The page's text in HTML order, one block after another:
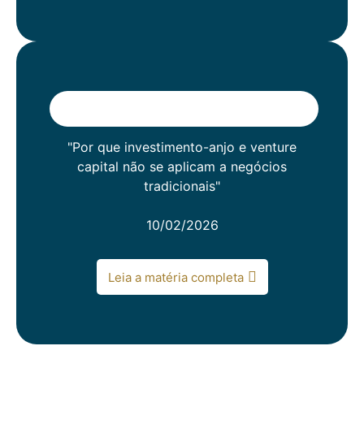
"Por que investimento-anjo e venture
capital não se aplicam a negócios
tradicionais"
10/02/2026
Leia a matéria completa